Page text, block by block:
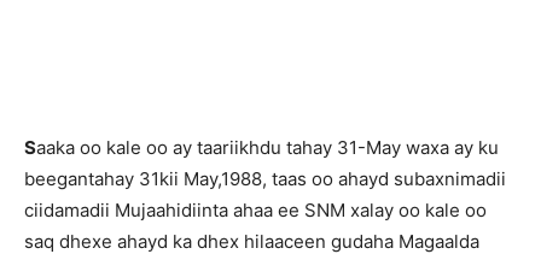
Saaka oo kale oo ay taariikhdu tahay 31-May waxa ay ku
beegantahay 31kii May,1988, taas oo ahayd subaxnimadii
ciidamadii Mujaahidiinta ahaa ee SNM xalay oo kale oo
saq dhexe ahayd ka dhex hilaaceen gudaha Magaalda